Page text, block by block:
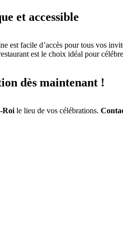
et accessible
est facile d’accès pour tous vos
est le choix idéal pour
dès maintenant !
Roi le lieu de vos célébrations.